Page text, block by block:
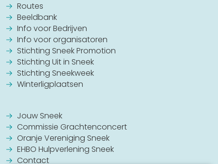
Routes
Beeldbank
Info voor Bedrijven
Info voor organisatoren
Stichting Sneek Promotion
Stichting Uit in Sneek
Stichting Sneekweek
Winterligplaatsen
Jouw Sneek
Commissie Grachtenconcert
Oranje Vereniging Sneek
EHBO Hulpverlening Sneek
Contact